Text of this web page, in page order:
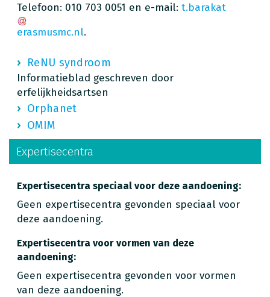
Telefoon: 010 703 0051 en e-mail: t.barakat
erasmusmc.nl.
ReNU syndroom
Informatieblad geschreven door
erfelijkheidsartsen
Orphanet
OMIM
Expertisecentra
Expertisecentra speciaal voor deze aandoening:
Geen expertisecentra gevonden speciaal voor
deze aandoening.
Expertisecentra voor vormen van deze
aandoening:
Geen expertisecentra gevonden voor vormen
van deze aandoening.